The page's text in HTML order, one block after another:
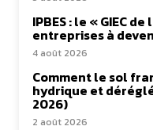
IPBES : le « GIEC
entreprises à
4 août 2026
Comment le sol
hydrique et
2026)
2 août 2026